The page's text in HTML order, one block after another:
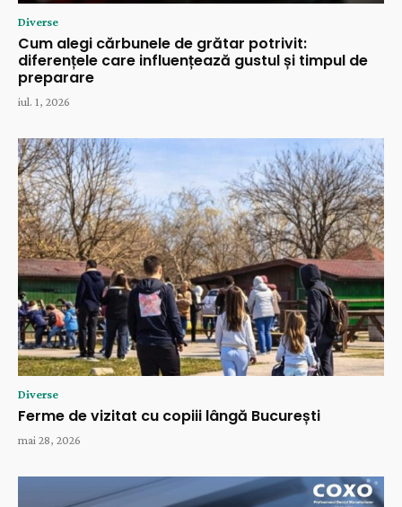
Diverse
Cum alegi cărbunele de grătar potrivit:
diferențele care influențează gustul și timpul de
preparare
iul. 1, 2026
Diverse
Ferme de vizitat cu copiii lângă București
mai 28, 2026